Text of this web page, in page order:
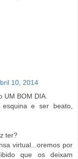
10, 2014
UM BOM DIA.
e ser beato,
ter?
virtual...oremos por
que os deixam